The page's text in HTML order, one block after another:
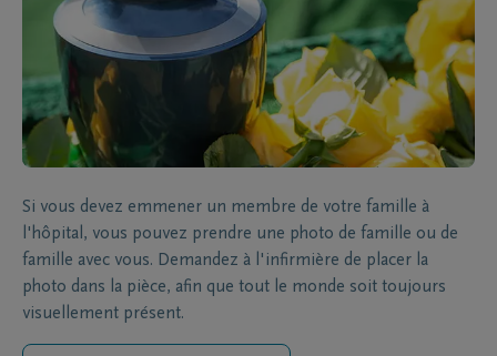
Si vous devez emmener un membre de votre famille à
l'hôpital, vous pouvez prendre une photo de famille ou de
famille avec vous. Demandez à l'infirmière de placer la
photo dans la pièce, afin que tout le monde soit toujours
visuellement présent.